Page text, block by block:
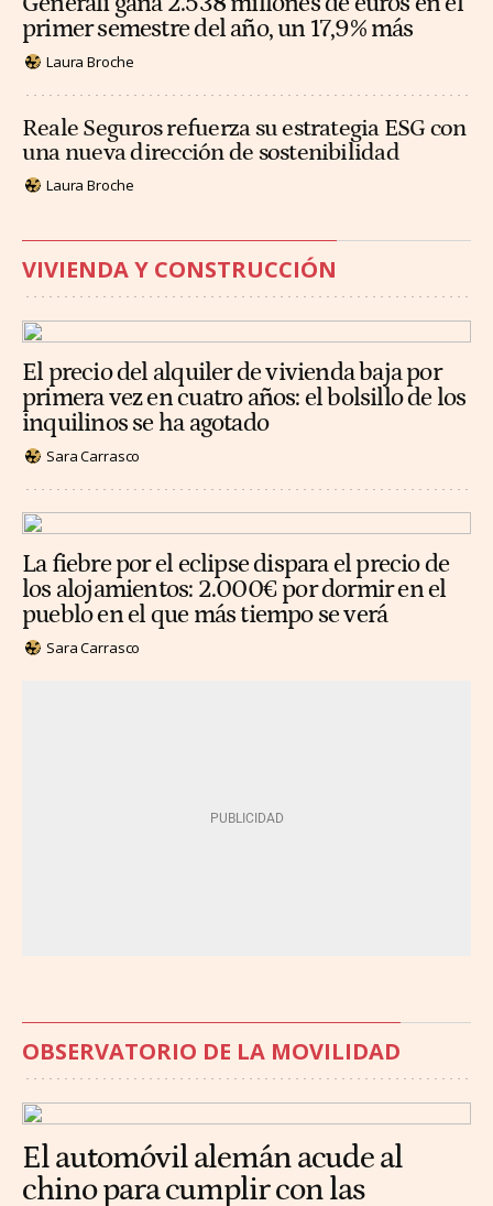
primer semestre del año, un 17,9% más
Laura Broche
Reale Seguros refuerza su estrategia ESG con
una nueva dirección de sostenibilidad
Laura Broche
VIVIENDA Y CONSTRUCCIÓN
El precio del alquiler de vivienda baja por
primera vez en cuatro años: el bolsillo de los
inquilinos se ha agotado
Sara Carrasco
La fiebre por el eclipse dispara el precio de
los alojamientos: 2.000€ por dormir en el
pueblo en el que más tiempo se verá
Sara Carrasco
OBSERVATORIO DE LA MOVILIDAD
El automóvil alemán acude al
chino para cumplir con las